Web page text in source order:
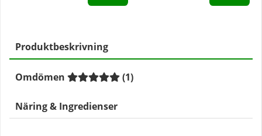
Produktbeskrivning
Omdömen (1)
Näring & Ingredienser